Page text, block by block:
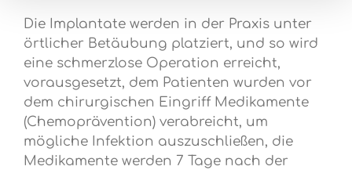
Die Implantate werden in der Praxis unter
örtlicher Betäubung platziert, und so wird
eine schmerzlose Operation erreicht,
vorausgesetzt, dem Patienten wurden vor
dem chirurgischen Eingriff Medikamente
(Chemoprävention) verabreicht, um
mögliche Infektion auszuschließen, die
Medikamente werden 7 Tage nach der